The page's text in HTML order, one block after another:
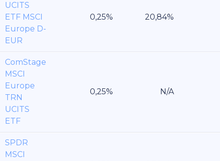
UCITS
ETF MSCI
Europe D-
EUR
ComStage
MSCI
Europe
TRN
UCITS
ETF
SPDR
MSCI